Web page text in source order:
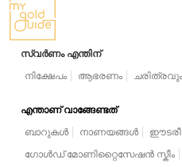
സ്വർണം എന്തിന്
നിക്ഷേപം
ആഭരണം
എന്താണ് വാങ്ങേണ്ടത്
ബാറുകൾ
നാണയങ്ങൾ
ഗോൾഡ് മോണിറ്റൈസേഷൻ സ്കീം